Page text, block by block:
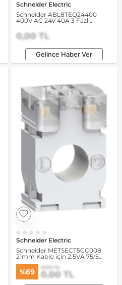
Schneider Electric
Schneider ABL8TEQ24400
400V AC 24V 40A 3 Fazlı
Kaynağı
0,00 TL
Gelince Haber Ver
Schneider Electric
Schneider METSECT5CC008
21mm Kablo için 2.5VA 75/5
Akım Transformatörü
%69 0,00 TL
0,00 TL